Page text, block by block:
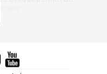
de l’état de sa
résistants qui peuvent